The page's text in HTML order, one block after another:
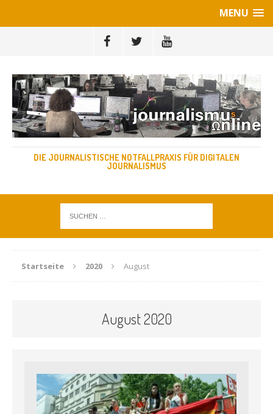
MENU
DIE JOURNALISTISCHE NOTFALLPRAXIS FÜR DIGITALEN
JOURNALISMUS
Startseite 2020 August
August 2020